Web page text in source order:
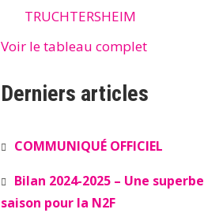
TRUCHTERSHEIM
Voir le tableau complet
Derniers articles
COMMUNIQUÉ OFFICIEL
Bilan 2024-2025 – Une superbe
saison pour la N2F